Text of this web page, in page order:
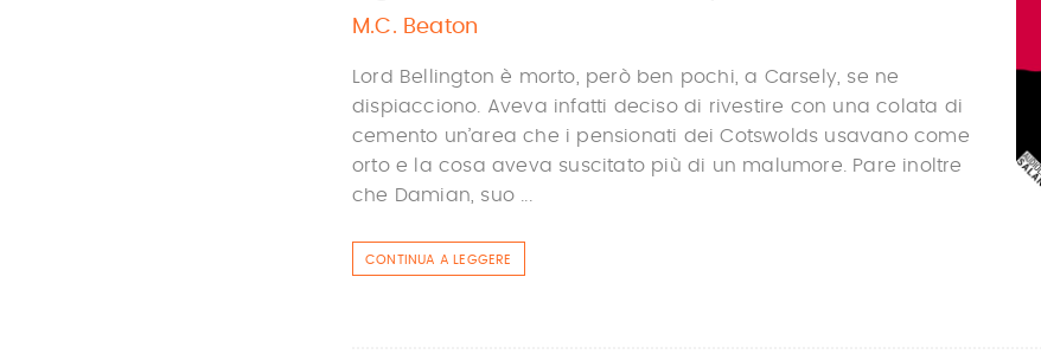
M.C. Beaton
Lord Bellington è morto, però ben pochi, a Carsely, se ne
dispiacciono. Aveva infatti deciso di rivestire con una colata di
cemento un’area che i pensionati dei Cotswolds usavano come
orto e la cosa aveva suscitato più di un malumore. Pare inoltre
che Damian, suo ...
CONTINUA A LEGGERE